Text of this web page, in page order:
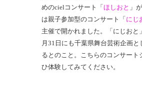
めのcielコンサート「 ほしおと 」
は親子参加型のコンサート「 にじ
主催で開かれました。「にじおと
月31日にも千葉県舞台芸術企画と
るとのこと。こちらのコンサート
ひ体験してみてください。